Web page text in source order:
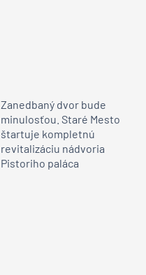
Zanedbaný dvor bude
minulosťou. Staré Mesto
štartuje kompletnú
revitalizáciu nádvoria
Pistoriho paláca